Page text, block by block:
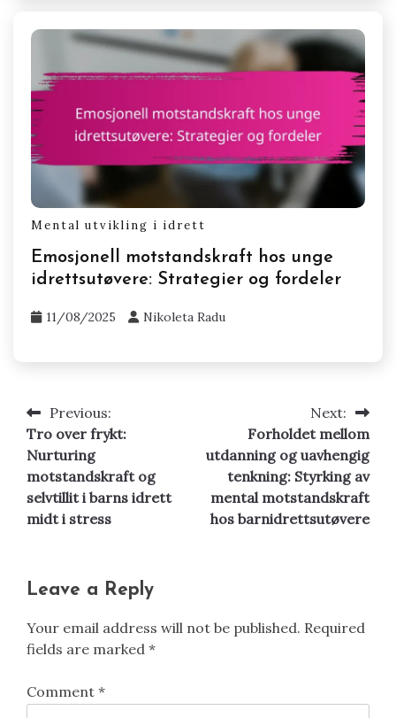
Mental utvikling i idrett
Emosjonell motstandskraft hos unge
idrettsutøvere: Strategier og fordeler
11/08/2025 Nikoleta Radu
Post
navigation
Previous:
Tro over frykt:
Nurturing
motstandskraft og
selvtillit i barns idrett
midt i stress
Next:
Forholdet mellom
utdanning og uavhengig
tenkning: Styrking av
mental motstandskraft
hos barnidrettsutøvere
Leave a Reply
Your email address will not be published. Required
fields are marked *
Comment *